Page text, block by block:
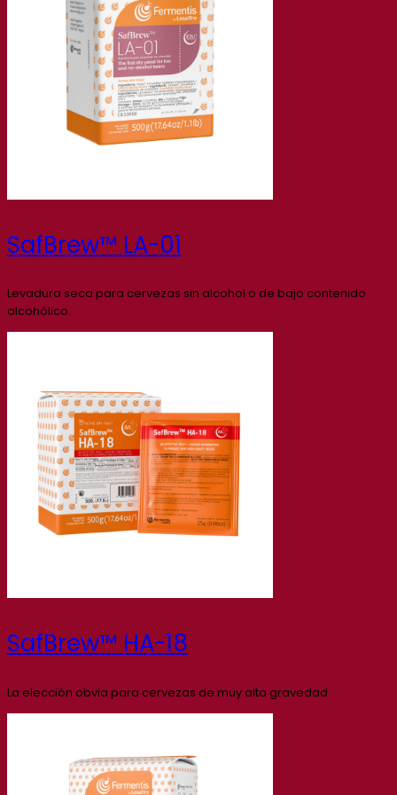
SafBrew™ LA-01
Levadura seca para cervezas sin alcohol o de bajo contenido
alcohólico.
SafBrew™ HA-18
La elección obvia para cervezas de muy alta gravedad